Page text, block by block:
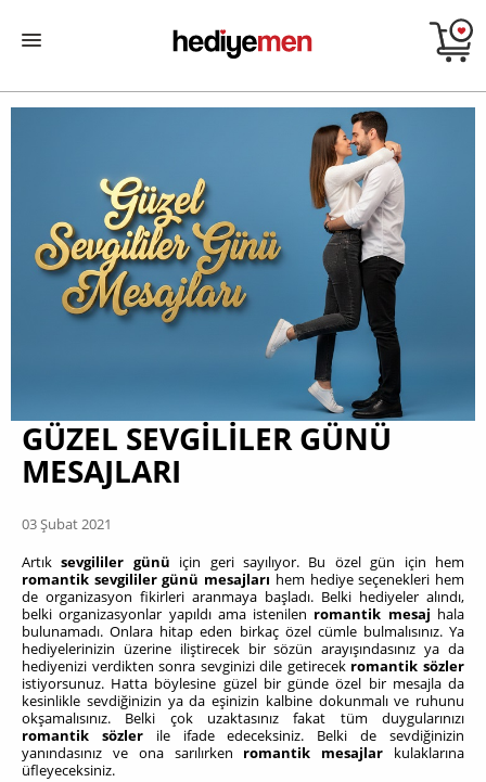
GÜZEL SEVGILILER GÜNÜ
MESAJLARI
03 Şubat 2021
Artıksevgililer günü için geri sayılıyor. Bu özel gün için hem
romantik sevgililer günü mesajları hem hediye seçenekleri hem
de organizasyon fikirleri aranmaya başladı. Belki hediyeler alındı,
belki organizasyonlar yapıldı ama istenilen romantik mesaj hala
bulunamadı. Onlara hitap eden birkaç özel cümle bulmalısınız. Ya
hediyelerinizin üzerine iliştirecek bir sözün arayışındasınız ya da
hediyenizi verdikten sonra sevginizi dile getirecek romantik sözler
istiyorsunuz. Hatta böylesine güzel bir günde özel bir mesajla da
kesinlikle sevdiğinizin ya da eşinizin kalbine dokunmalı ve ruhunu
okşamalısınız. Belki çok uzaktasınız fakat tüm duygularınızı
romantik sözlerile ifade edeceksiniz. Belki de sevdiğinizin
yanındasınız ve ona sarılırken romantik mesajlar kulaklarına
üfleyeceksiniz.